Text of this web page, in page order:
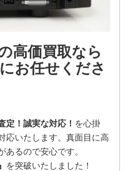
高価買取なら
お任せくださ
定！誠実な対応！ を⼼掛
応いたします。真面目に高
るので安心です。
を突破いたしました！